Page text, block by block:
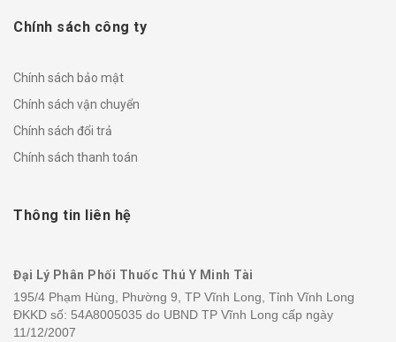
Chính sách công ty
Chính sách bảo mật
Chính sách vận chuyển
Chính sách đổi trả
Chính sách thanh toán
Thông tin liên hệ
Đại Lý Phân Phối Thuốc Thú Y Minh Tài
195/4 Phạm Hùng, Phường 9, TP Vĩnh Long, Tỉnh Vĩnh Long
ĐKKD số: 54A8005035 do UBND TP Vĩnh Long cấp ngày
11/12/2007